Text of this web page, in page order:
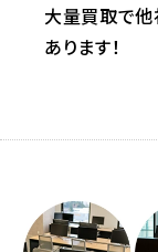
大量買取で
あります！